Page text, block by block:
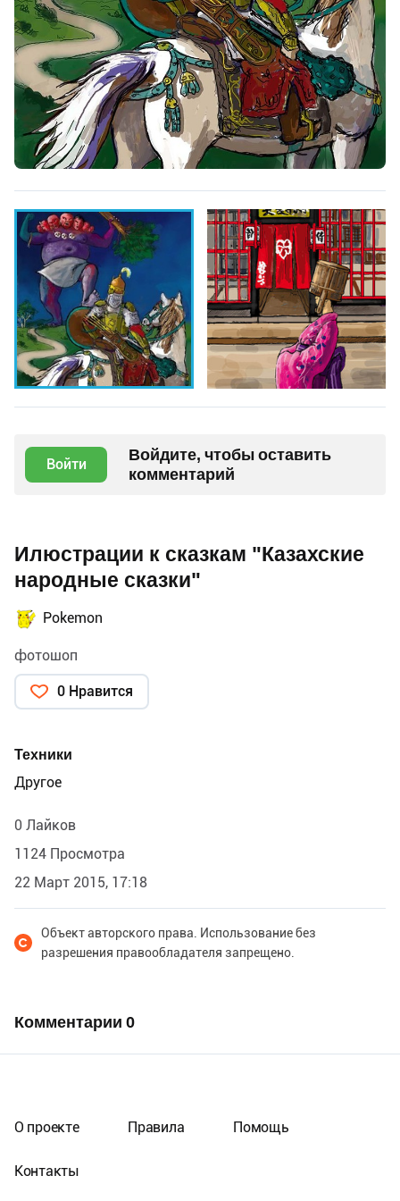
Войти
Войдите, чтобы оставить
комментарий
Илюстрации к сказкам "Казахские
народные сказки"
Pokemon
фотошоп
0 Нравится
Техники
Другое
0 Лайков
1124 Просмотра
22 Март 2015, 17:18
Объект авторского права. Использование без
разрешения правообладателя запрещено.
Комментарии 0
О проекте Правила Помощь
Контакты